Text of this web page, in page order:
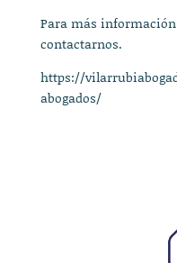
Para más
contactarnos.
https://
abogados/